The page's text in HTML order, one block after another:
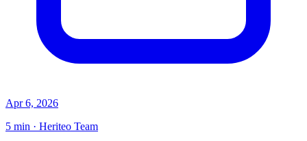
Apr 6, 2026
5 min · Heriteo Team